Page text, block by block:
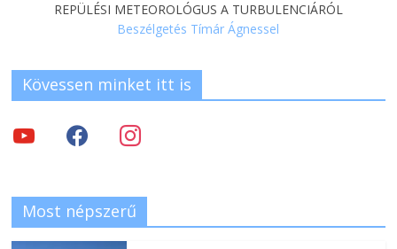
REPÜLÉSI METEOROLÓGUS A TURBULENCIÁRÓL
Beszélgetés Tímár Ágnessel
Kövessen minket itt is
Most népszerű